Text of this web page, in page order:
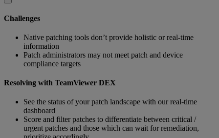
Challenges
Native patching tools don’t provide holistic or real-time
information
Patch administrators may not meet patch and device
compliance targets
Resolving with TeamViewer DEX
See the status of your patch landscape with our real-time
dashboard
Score and filter patches to differentiate between critical /
urgent patches and those which can wait for remediation,